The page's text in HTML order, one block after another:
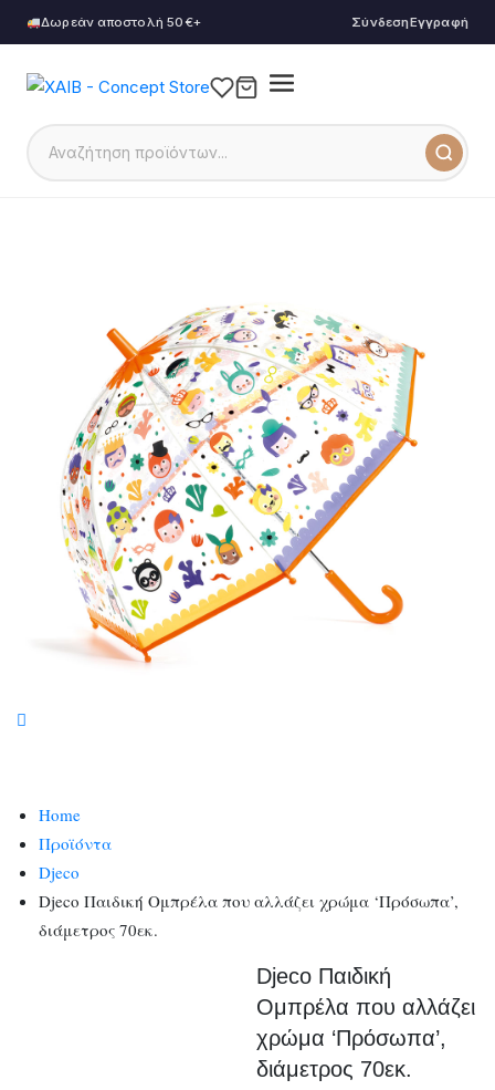
Δωρεάν αποστολή 50€+ ΣύνδεσηΕγγραφή
Home
Προϊόντα
Djeco
Djeco Παιδική Ομπρέλα που αλλάζει χρώμα ‘Πρόσωπα’,
διάμετρος 70εκ.
Djeco Παιδική
Ομπρέλα που αλλάζει
χρώμα ‘Πρόσωπα’,
διάμετρος 70εκ.